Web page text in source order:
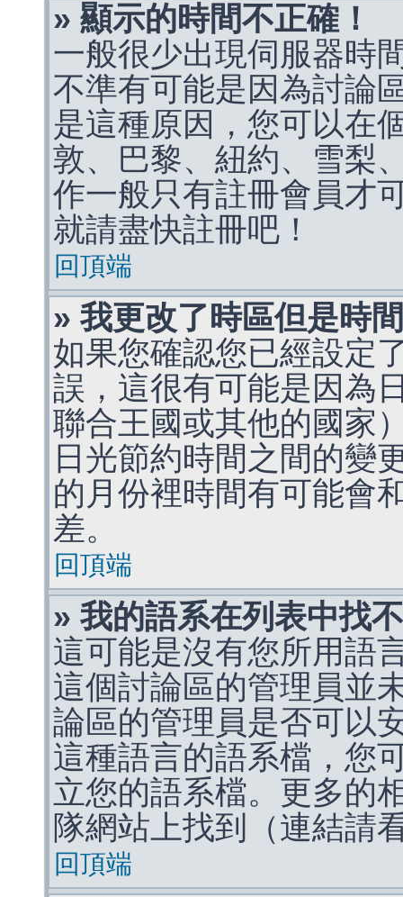
» 顯示的時間不正確！
一般很少出現伺服器時
不準有可能是因為討論
是這種原因，您可以在
敦、巴黎、紐約、雪梨
作一般只有註冊會員才
就請盡快註冊吧！
回頂端
» 我更改了時區但是時
如果您確認您已經設定
誤，這很有可能是因為
聯合王國或其他的國家
日光節約時間之間的變
的月份裡時間有可能會
差。
回頂端
» 我的語系在列表中找
這可能是沒有您所用語
這個討論區的管理員並
論區的管理員是否可以
這種語言的語系檔，您
立您的語系檔。更多的
隊網站上找到（連結請
回頂端